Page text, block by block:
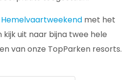
Hemelvaartweekend met het
kijk uit naar bijna twee hele
van onze TopParken resorts.